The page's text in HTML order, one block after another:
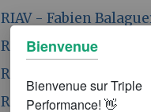
RIAV - Fabien
RIAV - Marc-André
RIAV - Marceau
RIAV - Marcel Bouché
Bienvenue